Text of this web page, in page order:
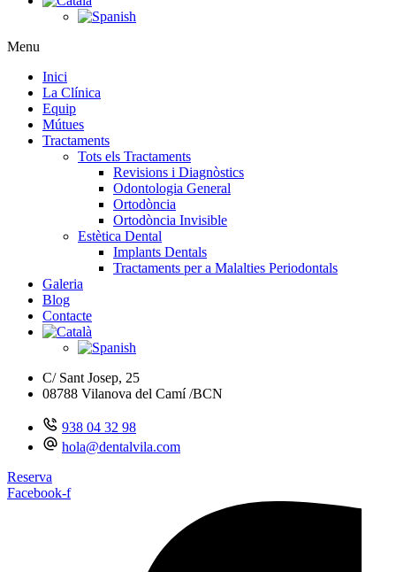
Menu
Inici
La Clínica
Equip
Mútues
Tractaments
Tots els Tractaments
Revisions i Diagnòstics
Odontologia General
Ortodòncia
Ortodòncia Invisible
Estètica Dental
Implants Dentals
Tractaments per a Malalties Periodontals
Galeria
Blog
Contacte
C/ Sant Josep, 25
08788 Vilanova del Camí /BCN
938 04 32 98
hola@dentalvila.com
Reserva
Facebook-f